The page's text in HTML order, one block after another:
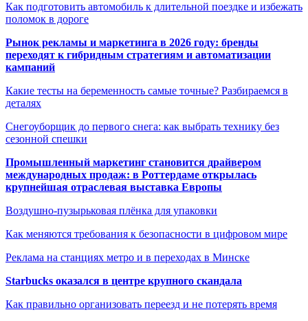
Как подготовить автомобиль к длительной поездке и избежать
поломок в дороге
Рынок рекламы и маркетинга в 2026 году: бренды
переходят к гибридным стратегиям и автоматизации
кампаний
Какие тесты на беременность самые точные? Разбираемся в
деталях
Снегоуборщик до первого снега: как выбрать технику без
сезонной спешки
Промышленный маркетинг становится драйвером
международных продаж: в Роттердаме открылась
крупнейшая отраслевая выставка Европы
Воздушно-пузырьковая плёнка для упаковки
Как меняются требования к безопасности в цифровом мире
Реклама на станциях метро и в переходах в Минске
Starbucks оказался в центре крупного скандала
Как правильно организовать переезд и не потерять время